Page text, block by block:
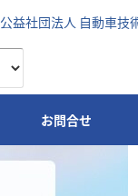
公益社団法人 自動車技
お問合せ